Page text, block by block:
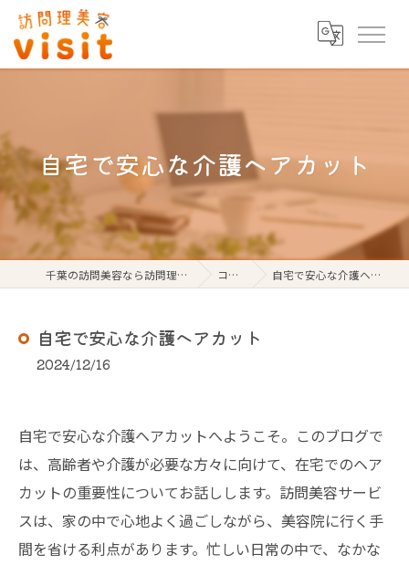
自宅で安心な介護ヘアカット
千葉の訪問美容なら訪問理美容visit コラム 自宅で安心な介護ヘアカット
自宅で安心な介護ヘアカット
2024/12/16
自宅で安心な介護ヘアカットへようこそ。このブログで
は、高齢者や介護が必要な方々に向けて、在宅でのヘア
カットの重要性についてお話しします。訪問美容サービ
スは、家の中で心地よく過ごしながら、美容院に行く手
間を省ける利点があります。忙しい日常の中で、なかな